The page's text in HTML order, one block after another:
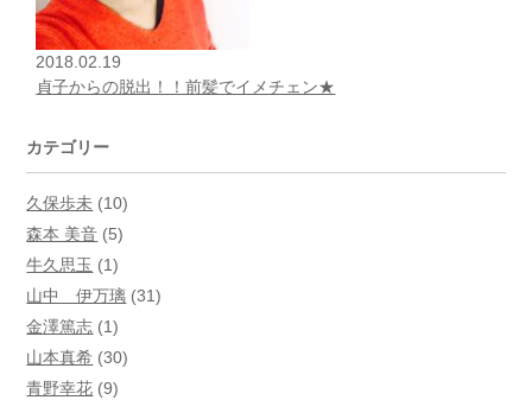
2018.02.19
貞子からの脱出！！前髪でイメチェン★
カテゴリー
久保歩未 (10)
森本 美音 (5)
牛久思玉 (1)
山中 伊万璃 (31)
金澤篤志 (1)
山本真希 (30)
青野幸花 (9)